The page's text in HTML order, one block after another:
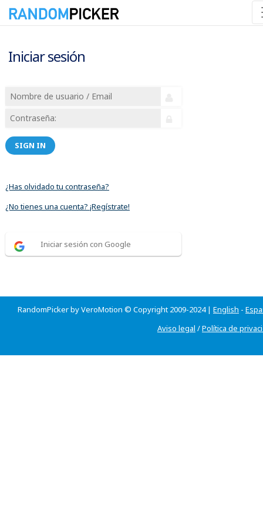
Iniciar sesión
SIGN IN
¿Has olvidado tu contraseña?
¿No tienes una cuenta? ¡Regístrate!
Iniciar sesión con Google
RandomPicker by VeroMotion © Copyright 2009-2024 | English -
Aviso legal /Política de